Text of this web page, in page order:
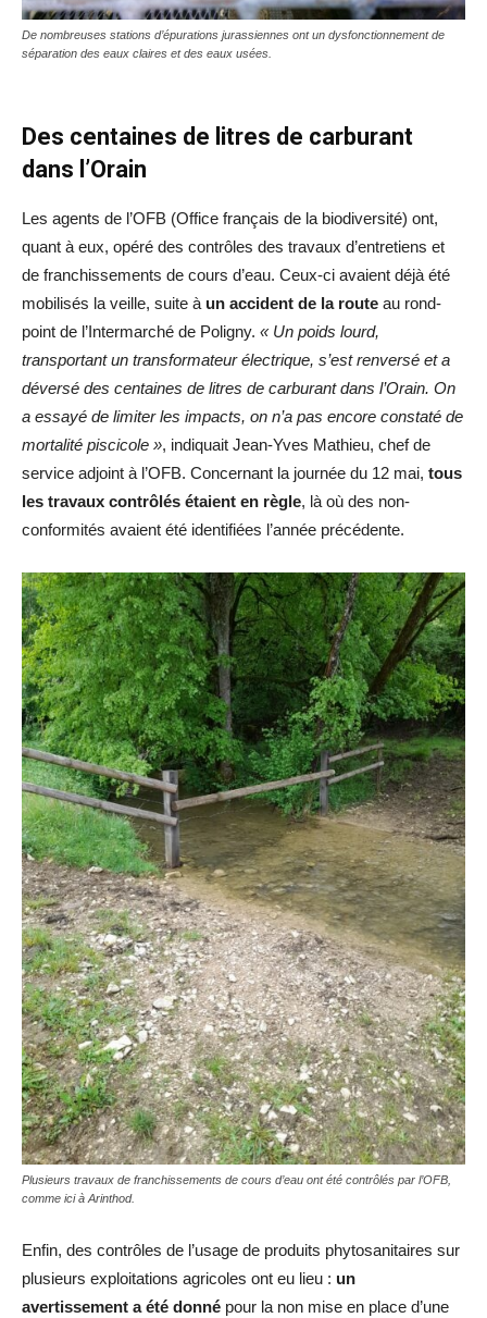
De nombreuses stations d’épurations jurassiennes ont un dysfonctionnement de
séparation des eaux claires et des eaux usées.
Des centaines de litres de carburant
dans l’Orain
Les agents de l’OFB (Office français de la biodiversité) ont,
quant à eux, opéré des contrôles des travaux d’entretiens et
de franchissements de cours d’eau. Ceux-ci avaient déjà été
mobilisés la veille, suite à un accident de la route au rond-
point de l’Intermarché de Poligny. « Un poids lourd,
transportant un transformateur électrique, s’est renversé et a
déversé des centaines de litres de carburant dans l’Orain. On
a essayé de limiter les impacts, on n’a pas encore constaté de
mortalité piscicole », indiquait Jean-Yves Mathieu, chef de
service adjoint à l’OFB. Concernant la journée du 12 mai, tous
les travaux contrôlés étaient en règle, là où des non-
conformités avaient été identifiées l’année précédente.
Plusieurs travaux de franchissements de cours d’eau ont été contrôlés par l’OFB,
comme ici à Arinthod.
Enfin, des contrôles de l’usage de produits phytosanitaires sur
plusieurs exploitations agricoles ont eu lieu : un
avertissement a été donné pour la non mise en place d’une